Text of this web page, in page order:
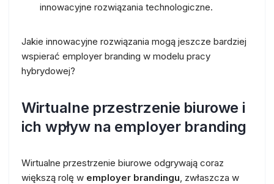
innowacyjne rozwiązania technologiczne.
Jakie innowacyjne rozwiązania mogą jeszcze bardziej
wspierać employer branding w modelu pracy
hybrydowej?
Wirtualne przestrzenie biurowe i
ich wpływ na employer branding
Wirtualne przestrzenie biurowe odgrywają coraz
większą rolę w employer brandingu, zwłaszcza w